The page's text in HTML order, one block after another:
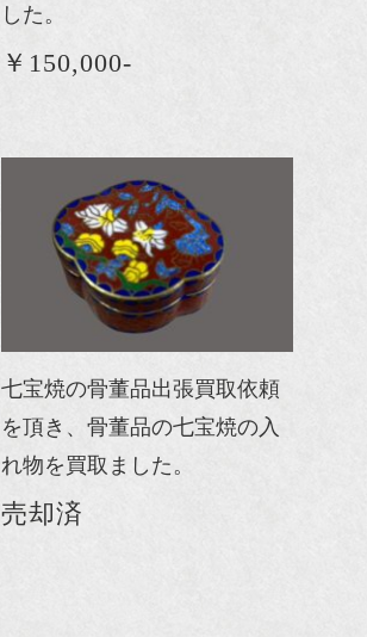
した。
￥150,000-
七宝焼の骨董品出張買取依頼
を頂き、骨董品の七宝焼の入
れ物を買取ました。
売却済